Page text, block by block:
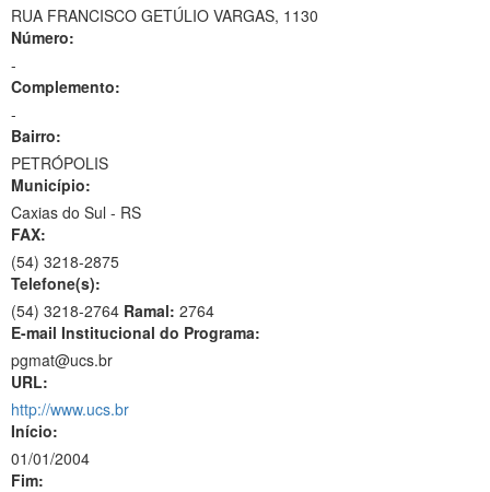
RUA FRANCISCO GETÚLIO VARGAS, 1130
Número:
-
Complemento:
-
Bairro:
PETRÓPOLIS
Município:
Caxias do Sul - RS
FAX:
(54) 3218-2875
Telefone(s):
(54) 3218-2764 Ramal: 2764
E-mail Institucional do Programa:
pgmat@ucs.br
URL:
http://www.ucs.br
Início:
01/01/2004
Fim: